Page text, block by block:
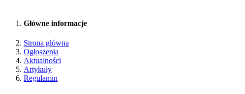
Główne informacje
Strona główna
Ogłoszenia
Aktualności
Artykuły
Regulamin